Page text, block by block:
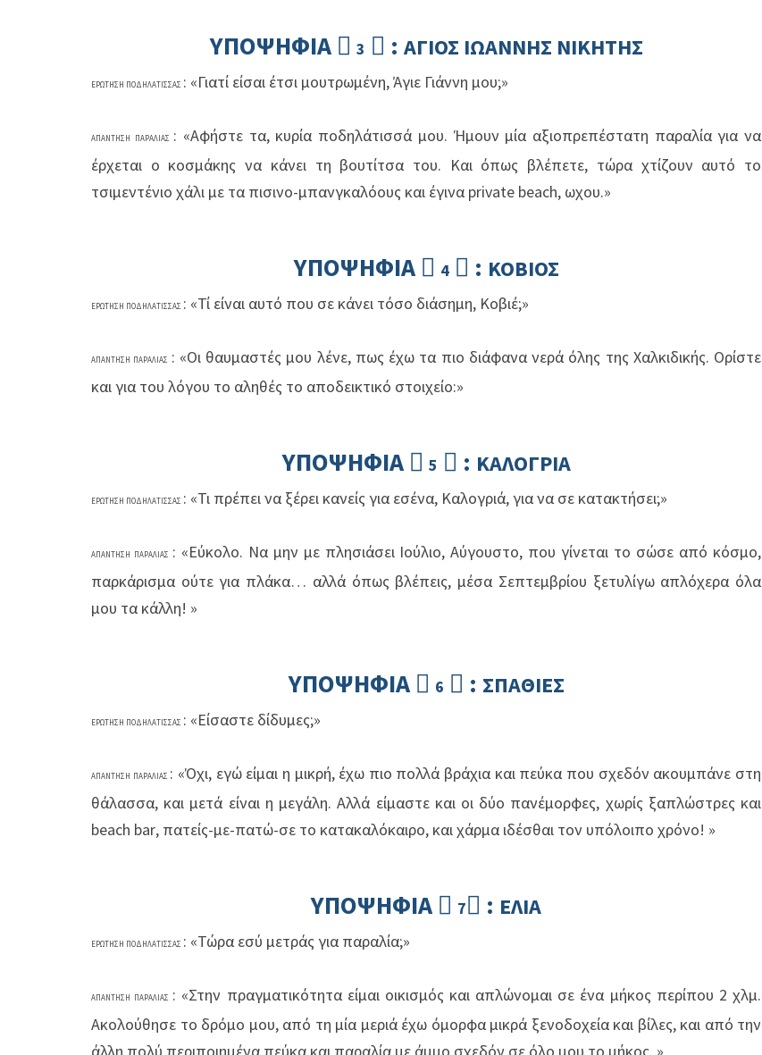
ΥΠΟΨΗΦΙΑ  3  : ΑΓΙΟΣ ΙΩΑΝΝΗΣ ΝΙΚΗΤΗΣ
ΕΡΩΤΗΣΗ ΠΟΔΗΛΑΤΙΣΣΑΣ : «Γιατί είσαι έτσι μουτρωμένη, Άγιε Γιάννη μου;»
ΑΠΑΝΤΗΣΗ ΠΑΡΑΛΙΑΣ : «Αφήστε τα, κυρία ποδηλάτισσά μου. Ήμουν μία αξιοπρεπέστατη παραλία για να
έρχεται ο κοσμάκης να κάνει τη βουτίτσα του. Και όπως βλέπετε, τώρα χτίζουν αυτό το
τσιμεντένιο χάλι με τα πισινο-μπανγκαλόους και έγινα private beach, ωχου.»
ΥΠΟΨΗΦΙΑ  4  : ΚΟΒΙΟΣ
ΕΡΩΤΗΣΗ ΠΟΔΗΛΑΤΙΣΣΑΣ : «Τί είναι αυτό που σε κάνει τόσο διάσημη, Κοβιέ;»
ΑΠΑΝΤΗΣΗ ΠΑΡΑΛΙΑΣ : «Οι θαυμαστές μου λένε, πως έχω τα πιο διάφανα νερά όλης της Χαλκιδικής. Ορίστε
και για του λόγου το αληθές το αποδεικτικό στοιχείο:»
ΥΠΟΨΗΦΙΑ  5  : ΚΑΛΟΓΡΙΑ
ΕΡΩΤΗΣΗ ΠΟΔΗΛΑΤΙΣΣΑΣ : «Τι πρέπει να ξέρει κανείς για εσένα, Καλογριά, για να σε κατακτήσει;»
ΑΠΑΝΤΗΣΗ ΠΑΡΑΛΙΑΣ : «Εύκολο. Να μην με πλησιάσει Ιούλιο, Αύγουστο, που γίνεται το σώσε από κόσμο,
παρκάρισμα ούτε για πλάκα… αλλά όπως βλέπεις, μέσα Σεπτεμβρίου ξετυλίγω απλόχερα όλα
μου τα κάλλη! »
ΥΠΟΨΗΦΙΑ  6  : ΣΠΑΘΙΕΣ
ΕΡΩΤΗΣΗ ΠΟΔΗΛΑΤΙΣΣΑΣ : «Είσαστε δίδυμες;»
ΑΠΑΝΤΗΣΗ ΠΑΡΑΛΙΑΣ : «Όχι, εγώ είμαι η μικρή, έχω πιο πολλά βράχια και πεύκα που σχεδόν ακουμπάνε στη
θάλασσα, και μετά είναι η μεγάλη. Αλλά είμαστε και οι δύο πανέμορφες, χωρίς ξαπλώστρες και
beach bar, πατείς-με-πατώ-σε το κατακαλόκαιρο, και χάρμα ιδέσθαι τον υπόλοιπo χρόνο! »
ΥΠΟΨΗΦΙΑ  7 : ΕΛΙΑ
ΕΡΩΤΗΣΗ ΠΟΔΗΛΑΤΙΣΣΑΣ : «Τώρα εσύ μετράς για παραλία;»
ΑΠΑΝΤΗΣΗ ΠΑΡΑΛΙΑΣ : «Στην πραγματικότητα είμαι οικισμός και απλώνομαι σε ένα μήκος περίπου 2 χλμ.
Ακολούθησε το δρόμο μου, από τη μία μεριά έχω όμορφα μικρά ξενοδοχεία και βίλες, και από την